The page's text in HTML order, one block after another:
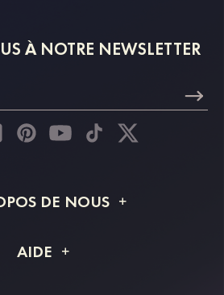
À NOTRE NEWSLETTER
DE NOUS
Livraison
AIDE